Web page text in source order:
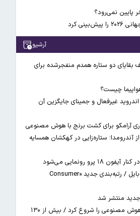
پایین نمی‌رود؟
کرد
آرشیو
دو ستاره همدم منفجرشده برای
چیست؟
غیرفعال و جمینای جایگزین آن
آندرومدا؛ ستاره‌زایی در کهکشان همسایه
پرو رونمایی می‌شود
قابل اعتمادترین برندهای موبایل / رتبه‌بندی جدید «Consumer
جدید منتشر شد
یوتیوب پاک‌سازی ویدیو‌های هوش مصنوعی را شروع کرد / بیش از ۱۳۰